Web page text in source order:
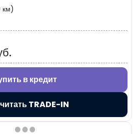
км)
в кредит
TRADE-IN